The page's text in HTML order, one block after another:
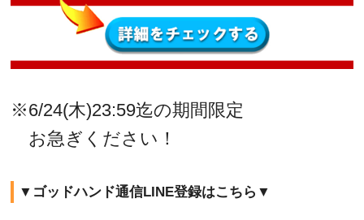
※6/24(木)23:59迄の期間限定
お急ぎください！
▼ゴッドハンド通信LINE登録はこちら▼